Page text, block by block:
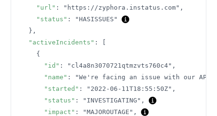
"url" : "https://zyphora.instatus.com" ,
"status" :
"HASISSUES"
} ,
"activeIncidents" :
{
"id" : "cl4a8n3070721qtmzvts760c4" ,
"name" : "We're facing an issue with our API"
"started" : "2022-06-11T18:55:50Z" ,
"status" : "INVESTIGATING" ,
"impact" : "MAJOROUTAGE" ,